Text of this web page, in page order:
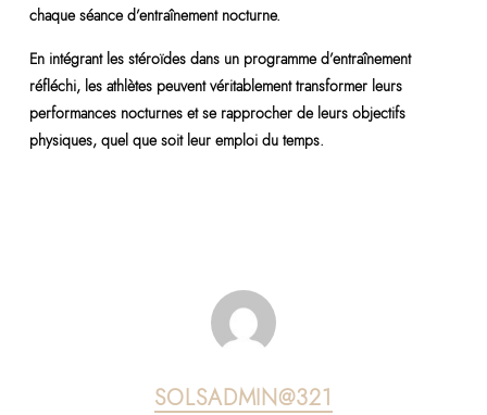
chaque séance d’entraînement nocturne.
En intégrant les stéroïdes dans un programme d’entraînement
réfléchi, les athlètes peuvent véritablement transformer leurs
performances nocturnes et se rapprocher de leurs objectifs
physiques, quel que soit leur emploi du temps.
SOLSADMIN@321